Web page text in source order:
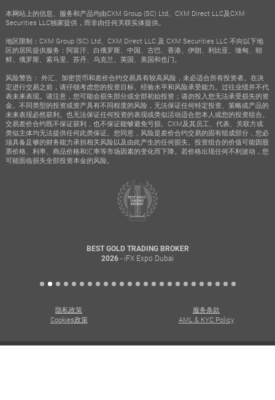
本网站上的信息、服务和产品均由CXM Group (SC) Ltd、CXM Direct LLC及CXM
Securities LLC独家提供，而非由任何关联实体提供。
地区限制：CXM Group (SC) Ltd、CXM Direct LLC 及 CXM Securities LLC 不向以下地
区的居民提供服务：阿富汗、白俄罗斯、中国、古巴、香港、伊朗、利比亚、缅甸、朝
鲜、俄罗斯、索马里、苏丹、乌克兰、英国、美国和也门。
风险警告： 外汇、加密货币和差价合约交易具有较高风险，未必适合所有投资者。在决
定进行交易之前，请仔细考虑您的投资目标、经验水平和风险承受能力。过往业绩并不代
表未来表现。请注意，您可能会损失部分或全部初始投资；请勿投入您无法承受损失的资
金。不同类型的投资或资产具有不同程度的风险，无法保证任何特定投资、策略或产品的
未来表现必然获利。也无法保证任何投资的表现或类似活动适合您本人或您的投资组合。
交易差价合约既不保证获利，也不保证能够避免亏损。CXM及其员工、代表、关联方或
类似主体均无法提供任何此类保证。您同意，风险是差价合约交易的固有组成部分，您必
须具备足够的财务能力承担相关风险以及由此产生的任何损失。投资组合的价值可能因股
票价格、利率、商品价格和汇率等市场因素的变化而下降。若价格出现任何不利波动，您
可能面临损失全部投资本金的风险。
BEST GOLD TRADING BROKER
2026 - iFX Expo Dubai
隐私政策
服务条款
Cookies政策
AML & KYC Policy